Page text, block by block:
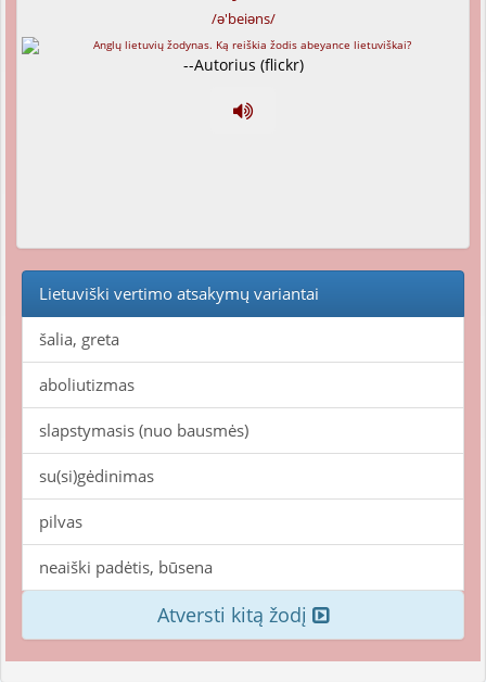
/ə'beiəns/
--Autorius (flickr)
Lietuviški vertimo atsakymų variantai
šalia, greta
aboliutizmas
slapstymasis (nuo bausmės)
su(si)gėdinimas
pilvas
neaiški padėtis, būsena
Atversti kitą žodį